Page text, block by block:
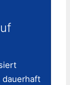
dauerhaft